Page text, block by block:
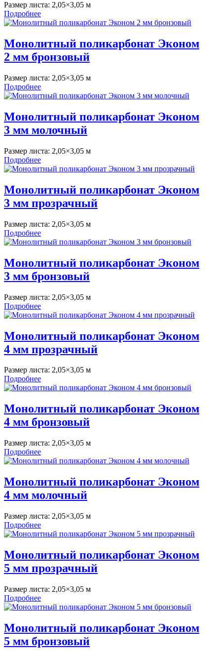
Размер листа: 2,05×3,05 м
Подробнее
Монолитный поликарбонат Эконом
2 мм бронзовый
Размер листа: 2,05×3,05 м
Подробнее
Монолитный поликарбонат Эконом
3 мм молочный
Размер листа: 2,05×3,05 м
Подробнее
Монолитный поликарбонат Эконом
3 мм прозрачный
Размер листа: 2,05×3,05 м
Подробнее
Монолитный поликарбонат Эконом
3 мм бронзовый
Размер листа: 2,05×3,05 м
Подробнее
Монолитный поликарбонат Эконом
4 мм прозрачный
Размер листа: 2,05×3,05 м
Подробнее
Монолитный поликарбонат Эконом
4 мм бронзовый
Размер листа: 2,05×3,05 м
Подробнее
Монолитный поликарбонат Эконом
4 мм молочный
Размер листа: 2,05×3,05 м
Подробнее
Монолитный поликарбонат Эконом
5 мм прозрачный
Размер листа: 2,05×3,05 м
Подробнее
Монолитный поликарбонат Эконом
5 мм бронзовый